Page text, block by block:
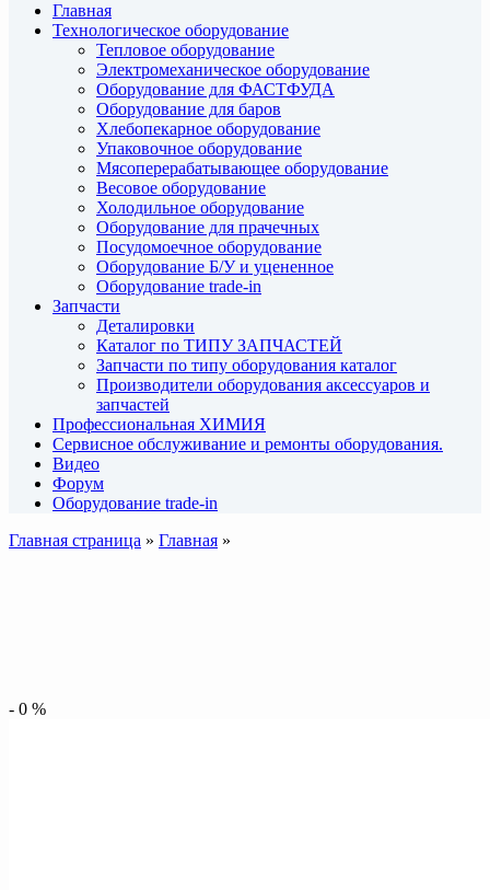
Главная
Технологическое оборудование
Тепловое оборудование
Электромеханическое оборудование
Оборудование для ФАСТФУДА
Оборудование для баров
Хлебопекарное оборудование
Упаковочное оборудование
Мясоперерабатывающее оборудование
Весовое оборудование
Холодильное оборудование
Оборудование для прачечных
Посудомоечное оборудование
Оборудование Б/У и уцененное
Оборудование trade-in
Запчасти
Деталировки
Каталог по ТИПУ ЗАПЧАСТЕЙ
Запчасти по типу оборудования каталог
Производители оборудования аксессуаров и
запчастей
Профессиональная ХИМИЯ
Сервисное обслуживание и ремонты оборудования.
Видео
Форум
Оборудование trade-in
Главная страница » Главная »
- 0 %